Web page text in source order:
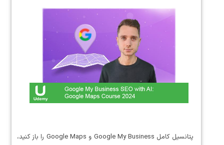
پتانسیل کامل Google My Business و Google Maps را باز کنید،